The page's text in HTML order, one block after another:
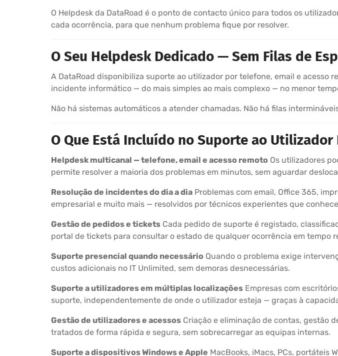
O Helpdesk da DataRoad é o ponto de contacto único para todos os
cada ocorrência, para que nenhum problema fique por resolver.
O Seu Helpdesk Dedicado — Sem Filas de
A DataRoad disponibiliza suporte ao utilizador por telefone, email e
incidente informático — do mais simples ao mais complexo — no menor
Não há sistemas automáticos a atender chamadas. Não há filas
O Que Está Incluído no Suporte ao Utilizador
Helpdesk multicanal — telefone, email e acesso remoto Os utilizadores
permite resolver a maioria dos problemas em minutos, sem aguardar
Resolução de incidentes do dia a dia Problemas com email, Office 365,
empresarial e muito mais — resolvidos por técnicos experientes que
Gestão de pedidos e tickets Cada pedido de suporte é registado,
portal de tickets para consultar o estado de qualquer ocorrência em tempo
Suporte presencial quando necessário Quando o problema exige
custos adicionais no IT Unlimited, sem demoras desnecessárias.
Suporte a utilizadores em múltiplas localizações Empresas com
suporte, independentemente de onde o utilizador esteja — graças à
Gestão de utilizadores e acessos Criação e eliminação de contas, gestão
tratados de forma rápida e segura, sem sobrecarregar as equipas internas.
Suporte a dispositivos Windows e Apple MacBooks, iMacs, PCs, portáteis